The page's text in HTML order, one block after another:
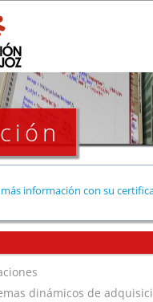
más información con su
dinámicos de